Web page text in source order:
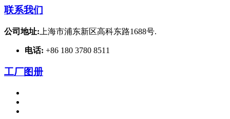
联系我们
公司地址: 上海市浦东新区高科东路1688号.
电话: +86 180 3780 8511
工厂图册